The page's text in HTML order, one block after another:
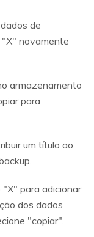
de
novamente
armazenamento
para
um título ao
"X" para adicionar
dos dados
"copiar".